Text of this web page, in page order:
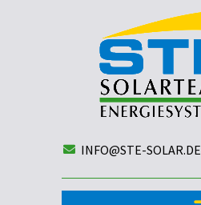
INFO@STE-SOLAR.DE